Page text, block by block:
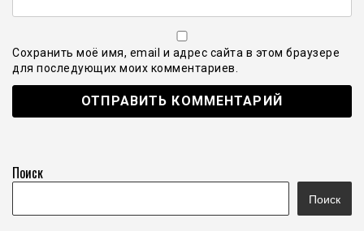
Сохранить моё имя, email и адрес сайта в этом браузере
для последующих моих комментариев.
Поиск
Поиск